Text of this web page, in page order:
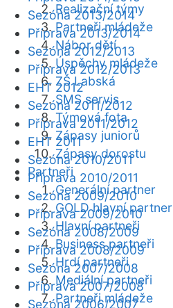
Realizační týmy
Partneři mládeže
Nábor dětí
Úspěchy mládeže
ZŠ Labská
SMS servis
Týmová fota
Zápasy juniorů
Zápasy dorostu
Partneři
Generální partner
GOLD hlavní partner
Hlavní partneři
Business partneři
Hrdí partneři
Mediální partneři
Partneři mládeže
Sezóna 2013/2014
Příprava 2013/2014
Sezóna 2012/2013
Příprava 2012/2013
EHT 2012
Sezóna 2011/2012
Příprava 2011/2012
EHT 2011
Sezóna 2010/2011
Příprava 2010/2011
Sezóna 2009/2010
Příprava 2009/2010
Sezóna 2008/2009
Příprava 2008/2009
Sezóna 2007/2008
Příprava 2007/2008
Sezóna 2006/2007